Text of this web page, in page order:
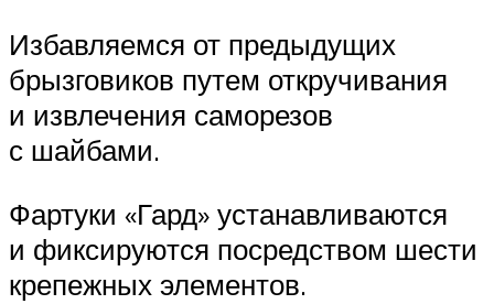
Избавляемся от предыдущих
брызговиков путем откручивания
и извлечения саморезов
с шайбами.
Фартуки «Гард» устанавливаются
и фиксируются посредством шести
крепежных элементов.